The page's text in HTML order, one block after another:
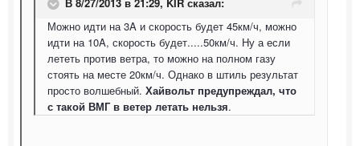
Можно идти на 3A и скорость будет 45км/ч, можно
идти на 10A, скорость будет.....50км/ч. Ну а если
лететь против ветра, то можно на полном газу
стоять на месте 20км/ч. Однако в штиль результат
просто волшебный. Хайвольт предупреждал, что
с такой ВМГ в ветер летать нельзя.